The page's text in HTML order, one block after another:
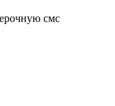
смс